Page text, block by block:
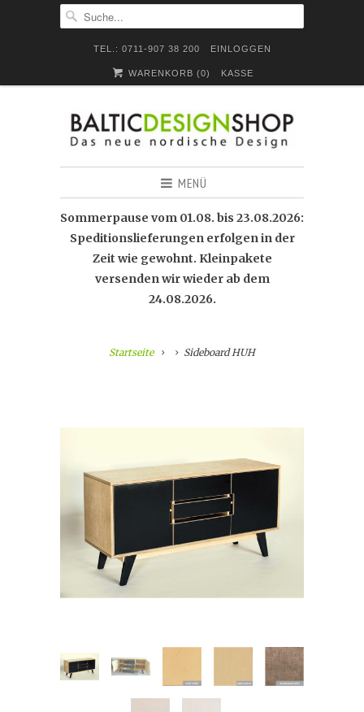
TEL.: 0711-907 38 200 EINLOGGEN
WARENKORB (0) KASSE
MENÜ
Sommerpause vom 01.08. bis 23.08.2026:
Speditionslieferungen erfolgen in der
Zeit wie gewohnt. Kleinpakete
versenden wir wieder ab dem
24.08.2026.
Startseite Sideboard HUH